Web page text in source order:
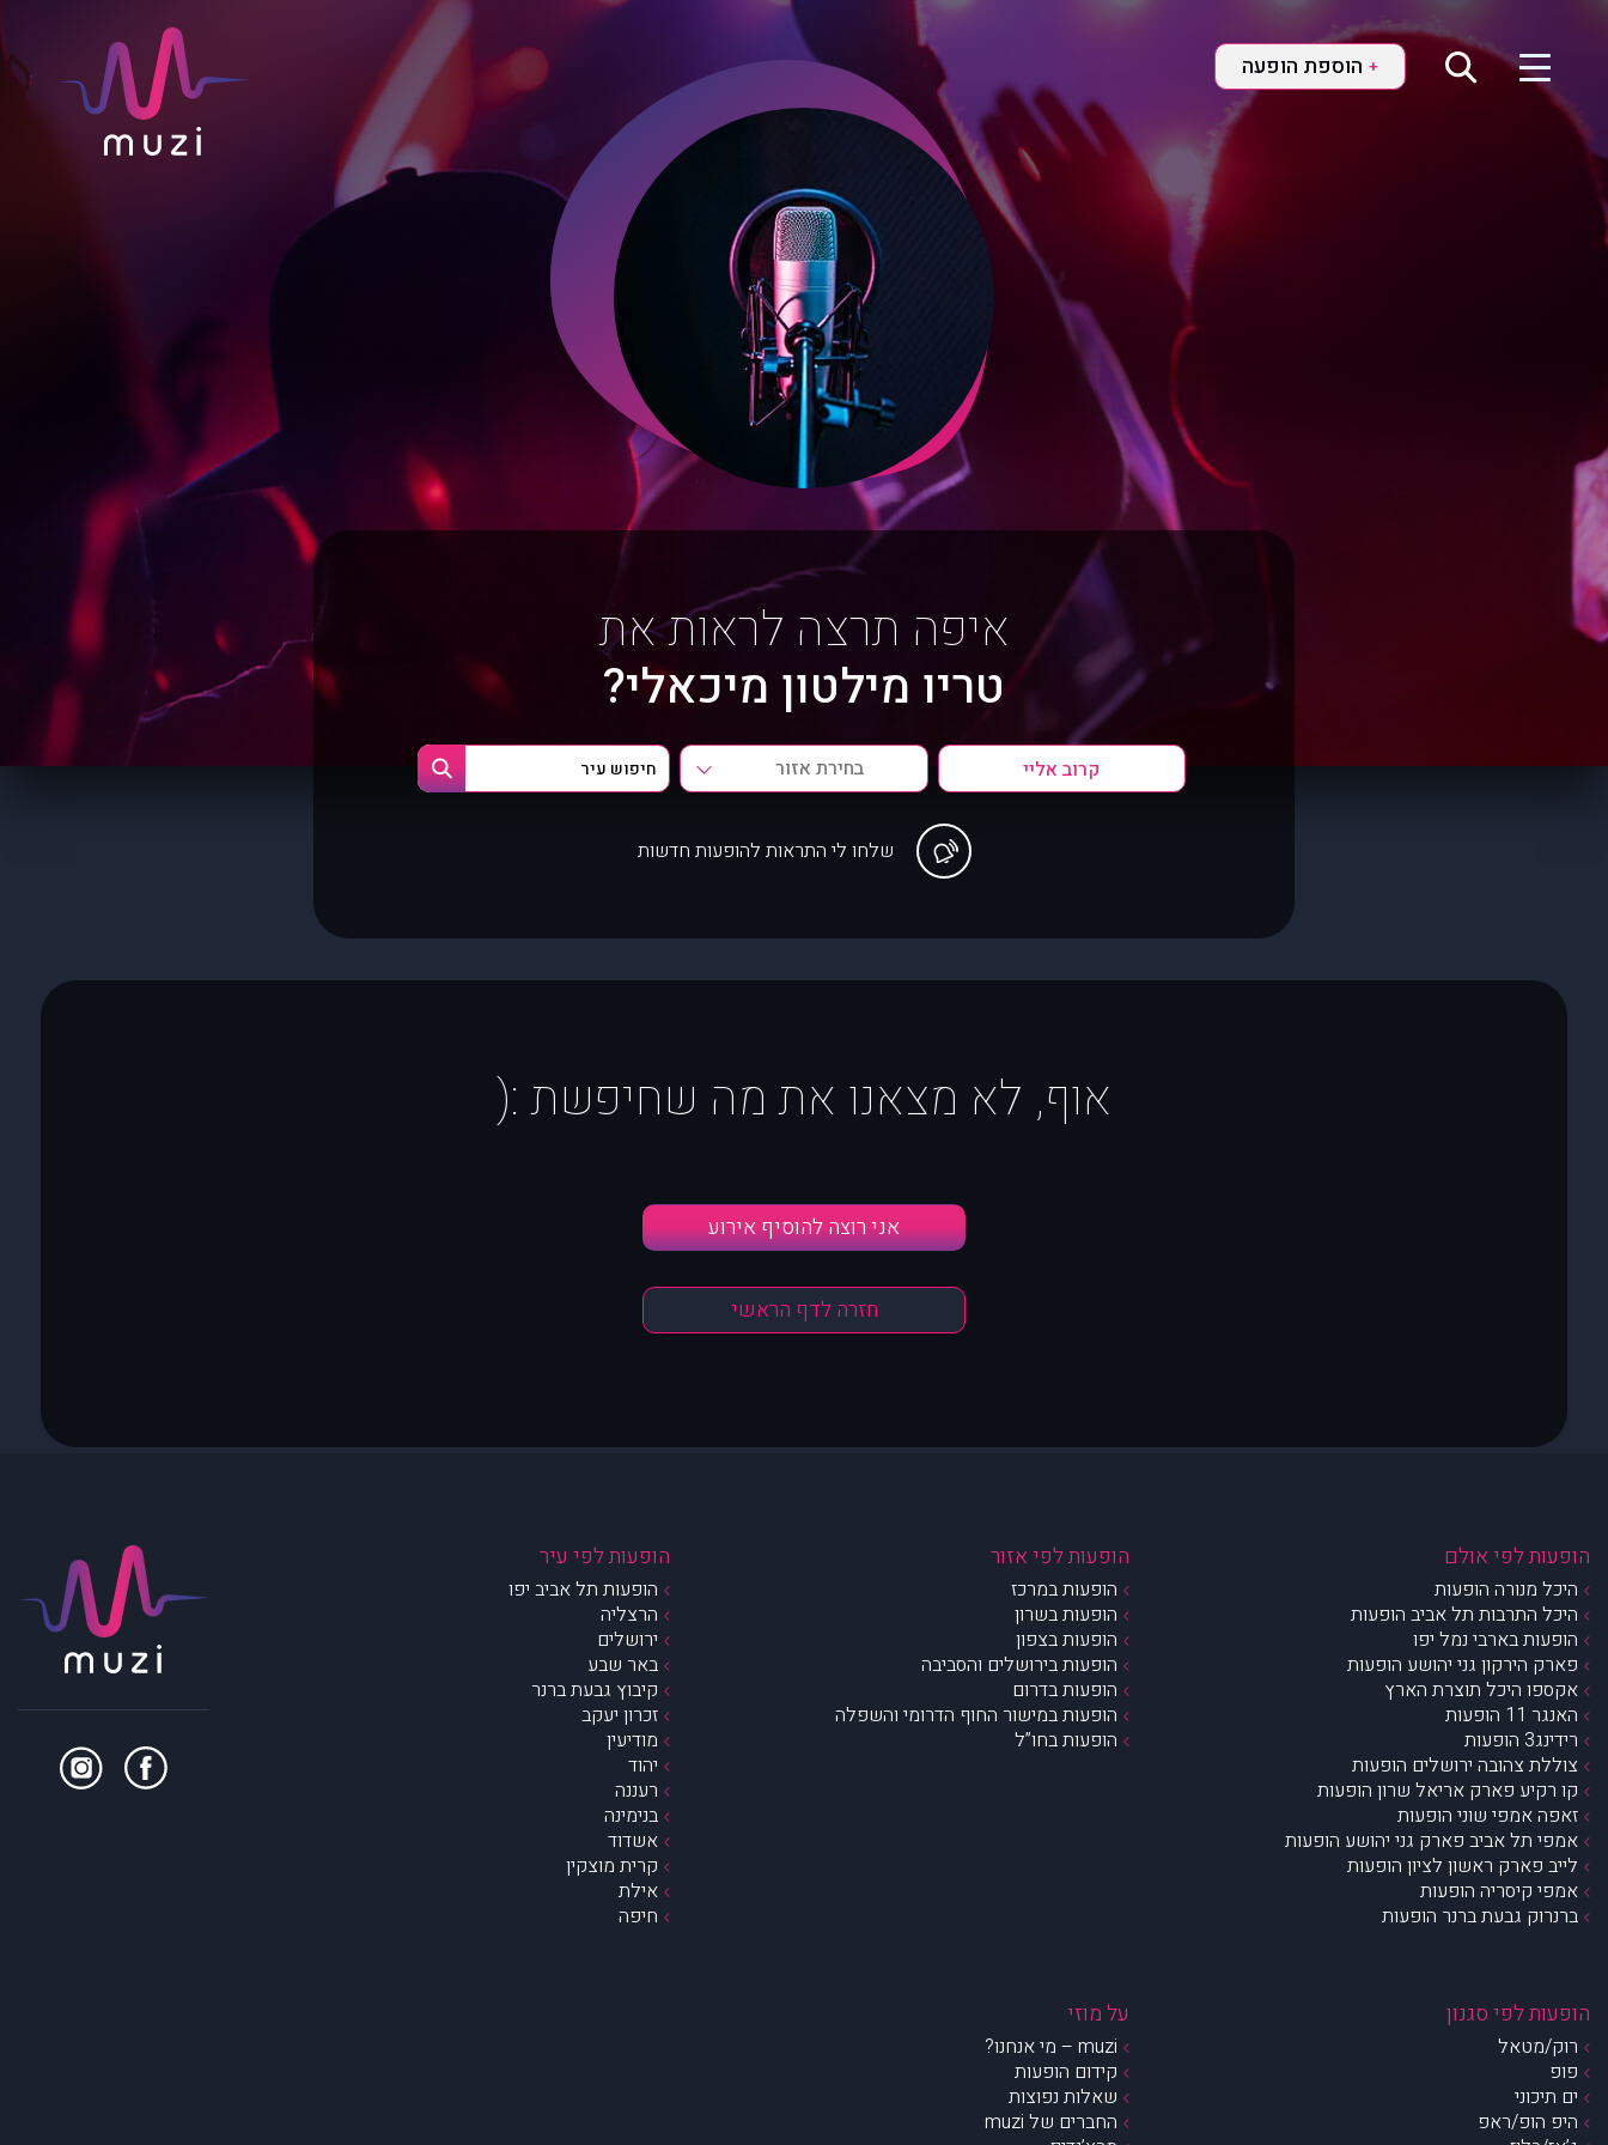
+ הוספת הופעה
איפה תרצה לראות את
טריו מילטון מיכאלי?
בחירת אזור
שלחו לי התראות להופעות חדשות
אוף, לא מצאנו את מה שחיפשת :(
אני רוצה להוסיף אירוע
חזרה לדף הראשי
הופעות לפי אולם
היכל מנורה הופעות
היכל התרבות תל אביב הופעות
הופעות בארבי נמל יפו
פארק הירקון גני יהושע הופעות
אקספו היכל תוצרת הארץ
האנגר 11 הופעות
רידינג3 הופעות
צוללת צהובה ירושלים הופעות
קו רקיע פארק אריאל שרון הופעות
זאפה אמפי שוני הופעות
אמפי תל אביב פארק גני יהושע הופעות
לייב פארק ראשון לציון הופעות
אמפי קיסריה הופעות
ברנרוק גבעת ברנר הופעות
הופעות לפי אזור
הופעות במרכז
הופעות בשרון
הופעות בצפון
הופעות בירושלים והסביבה
הופעות בדרום
הופעות במישור החוף הדרומי והשפלה
הופעות בחו”ל
הופעות לפי עיר
הופעות תל אביב יפו
הרצליה
ירושלים
באר שבע
קיבוץ גבעת ברנר
זכרון יעקב
מודיעין
יהוד
רעננה
בנימינה
אשדוד
קרית מוצקין
אילת
חיפה
הופעות לפי סגנון
רוק/מטאל
פופ
ים תיכוני
היפ הופ/ראפ
על מוזי
muzi – מי אנחנו?
קידום הופעות
שאלות נפוצות
החברים של muzi